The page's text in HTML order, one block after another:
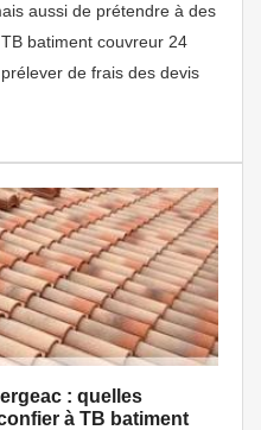
aussi de prétendre à des
batiment couvreur 24
de frais des devis
: quelles
à TB batiment